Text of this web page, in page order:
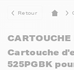
Retour
Cartouche
525PGBK